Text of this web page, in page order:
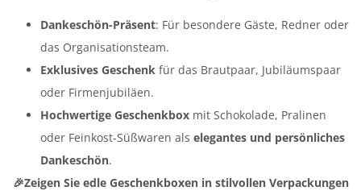
Dankeschön-Präsent: Für besondere Gäste, Redner oder
das Organisationsteam.
Exklusives Geschenk für das Brautpaar, Jubiläumspaar
oder Firmenjubiläen.
Hochwertige Geschenkbox mit Schokolade, Pralinen
oder Feinkost-Süßwaren als elegantes und persönliches
Dankeschön.
🎉Zeigen Sie edle Geschenkboxen in stilvollen Verpackungen